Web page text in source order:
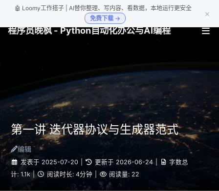
🤖 Loomy工作搭子 | AI替你整理、写内容、看数据，本地运行更安全
免费下载 →
×
程序员晚枫 - Python自动化办公与AI编程
第一讲 迭代器协议与生成器范式
编辑
发表于 2025-07-20 更新于 2026-06-24
字数总
计: 1.1k | 阅读时长: 4分钟 阅读量: 22